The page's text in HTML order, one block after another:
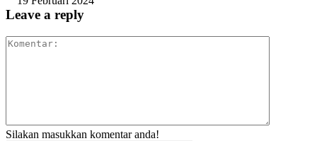
Leave a reply
Silakan masukkan komentar anda!